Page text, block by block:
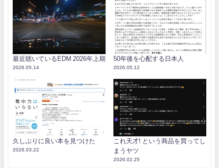
最近聴いているEDM 2026年上期
2026.05.14
50年後を心配する日本人
2026.05.12
久しぶりに良い本を見つけた
2026.03.22
これ天才! という商品を買ってし
まうヤツ
2026.02.25